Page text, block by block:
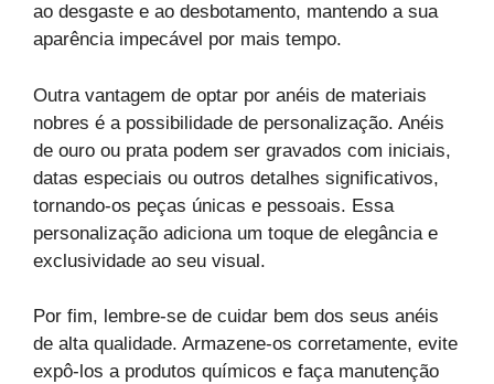
ao desgaste e ao desbotamento, mantendo a sua
aparência impecável por mais tempo.
Outra vantagem de optar por anéis de materiais
nobres é a possibilidade de personalização. Anéis
de ouro ou prata podem ser gravados com iniciais,
datas especiais ou outros detalhes significativos,
tornando-os peças únicas e pessoais. Essa
personalização adiciona um toque de elegância e
exclusividade ao seu visual.
Por fim, lembre-se de cuidar bem dos seus anéis
de alta qualidade. Armazene-os corretamente, evite
expô-los a produtos químicos e faça manutenção